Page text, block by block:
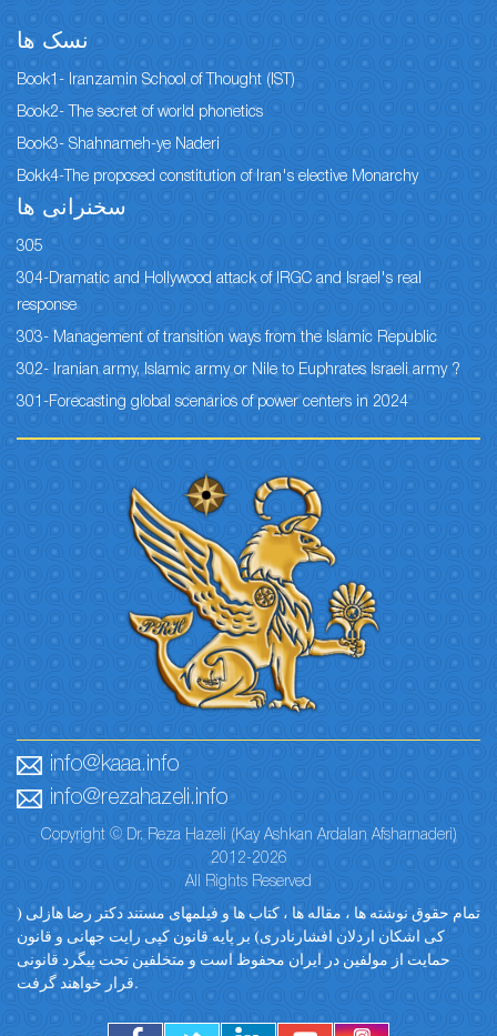
نسک ها
Book1- Iranzamin School of Thought (IST)
Book2- The secret of world phonetics
Book3- Shahnameh-ye Naderi
Bokk4-The proposed constitution of Iran's elective Monarchy
سخنرانی ها
305
304-Dramatic and Hollywood attack of IRGC and Israel's real
response
303- Management of transition ways from the Islamic Republic
302- Iranian army, Islamic army or Nile to Euphrates Israeli army ?
301-Forecasting global scenarios of power centers in 2024
info@kaaa.info
info@rezahazeli.info
Copyright © Dr. Reza Hazeli (Kay Ashkan Ardalan Afsharnaderi)
2012-2026
All Rights Reserved
تمام حقوق نوشته ها ، مقاله ها ، کتاب ها و فیلمهای مستند دکتر رضا هازلی (
کی اشکان اردلان افشارنادری) بر پایه قانون کپی رایت جهانی و قانون
حمایت از مولفین در ایران محفوظ است و متخلفین تحت پیگرد قانونی
قرار خواهند گرفت.